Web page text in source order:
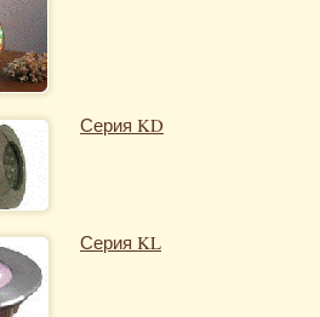
Серия KD
Серия KL